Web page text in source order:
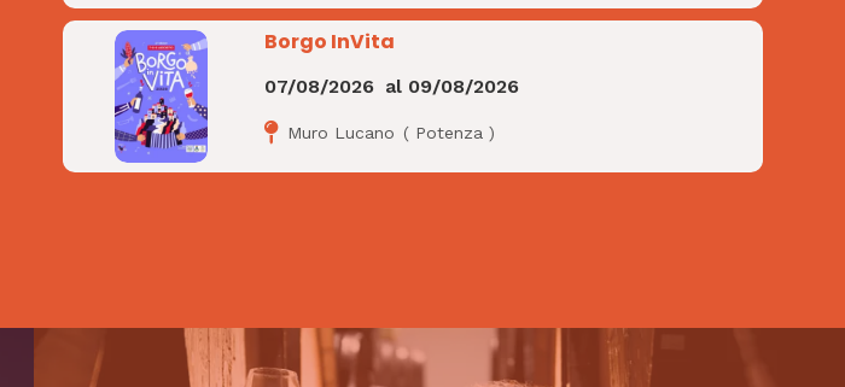
Borgo InVita
07/08/2026 al 09/08/2026
Muro Lucano ( Potenza )